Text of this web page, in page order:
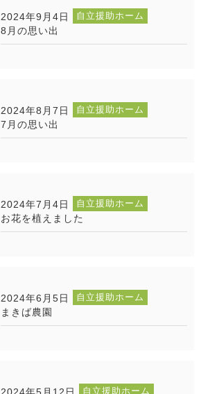
2024年9月4日 自立援助ホーム
8月の思い出
2024年8月7日 自立援助ホーム
7月の思い出
2024年7月4日 自立援助ホーム
お花を植えました
2024年6月5日 自立援助ホーム
まきば農園
2024年5月12日 自立援助ホーム